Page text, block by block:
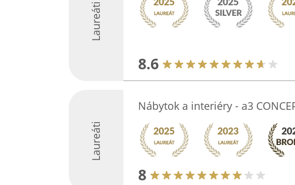
Laureáti
8.6
Laureáti
Nábytok a interiéry - a3
8